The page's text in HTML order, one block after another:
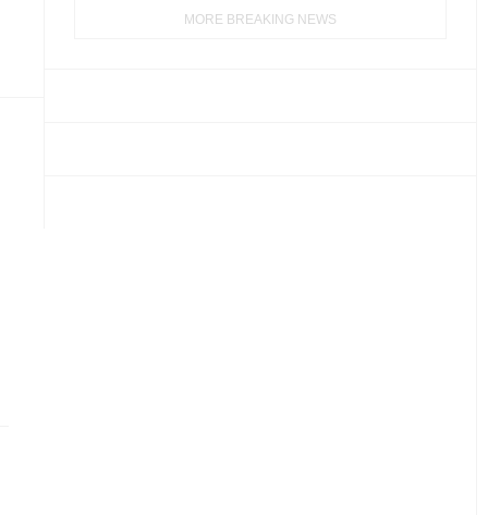
MORE BREAKING NEWS